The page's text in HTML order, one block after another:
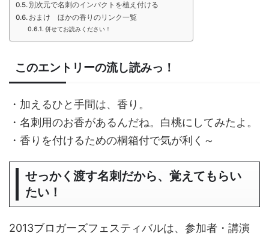
別次元で名刺のインパクトを植え付ける
おまけ ほかの香りのリンク一覧
併せてお読みください！
このエントリーの流し読みっ！
・加えるひと手間は、香り。
・名刺用のお香があるんだね。白桃にしてみたよ。
・香りを付けるための桐箱付で気が利く～
せっかく渡す名刺だから、覚えてもらい
たい！
2013ブロガーズフェスティバルは、参加者・講演